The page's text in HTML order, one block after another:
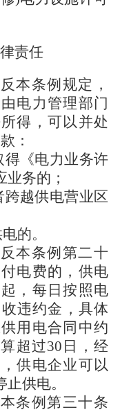
责任
本条例规定，
电力管理部门
得，可以并处
：
得《电力业务许
务的；
越供电营业区
的。
本条例第二十
电费的，供电
，每日按照电
违约金，具体
用电合同中约
超过30日，经
供电企业可以
供电。
条例第三十条